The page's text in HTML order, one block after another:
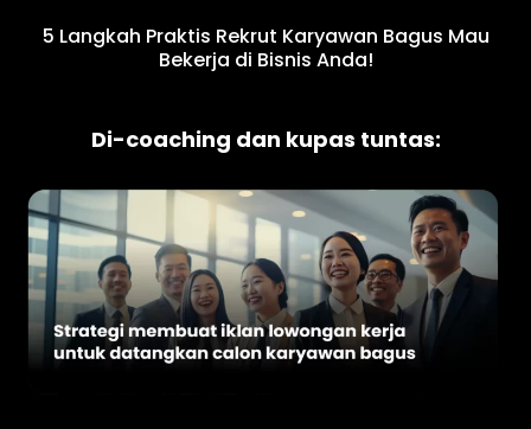
5 Langkah Praktis Rekrut Karyawan Bagus Mau
Bekerja di Bisnis Anda!
Di-coaching dan kupas tuntas: